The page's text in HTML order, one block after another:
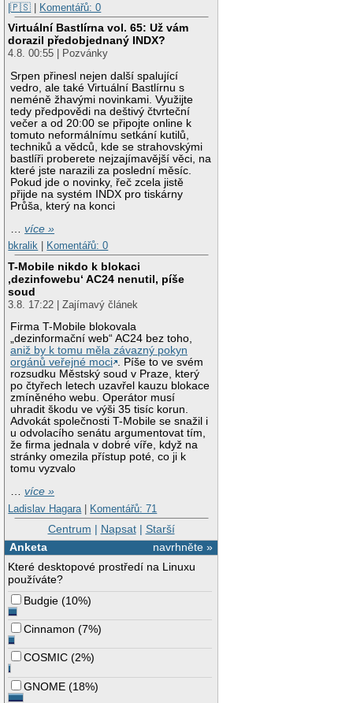
|🇵🇸 | Komentářů: 0
Virtuální Bastlírna vol. 65: Už vám
dorazil předobjednaný INDX?
4.8. 00:55 | Pozvánky
Srpen přinesl nejen další spalující
vedro, ale také Virtuální Bastlírnu s
neméně žhavými novinkami. Využijte
tedy předpovědi na deštivý čtvrteční
večer a od 20:00 se připojte online k
tomuto neformálnímu setkání kutilů,
techniků a vědců, kde se strahovskými
bastlíři proberete nejzajímavější věci, na
které jste narazili za poslední měsíc.
Pokud jde o novinky, řeč zcela jistě
přijde na systém INDX pro tiskárny
Průša, který na konci
…více »
bkralik
Komentářů: 0
T-Mobile nikdo k blokaci
‚dezinfowebu‘ AC24 nenutil, píše
soud
3.8. 17:22 | Zajímavý článek
Firma T-Mobile blokovala
„dezinformační web“ AC24 bez toho,
aniž by k tomu měla závazný pokyn
orgánů veřejné moci . Píše to ve svém
rozsudku Městský soud v Praze, který
po čtyřech letech uzavřel kauzu blokace
zmíněného webu. Operátor musí
uhradit škodu ve výši 35 tisíc korun.
Advokát společnosti T-Mobile se snažil i
u odvolacího senátu argumentovat tím,
že firma jednala v dobré víře, když na
stránky omezila přístup poté, co ji k
tomu vyzvalo
…více »
Ladislav Hagara | Komentářů: 71
Centrum | Napsat| Starší
navrhněte »
Anketa
Které desktopové prostředí na Linuxu
používáte?
Budgie (10%)
Cinnamon (7%)
COSMIC (2%)
GNOME (18%)